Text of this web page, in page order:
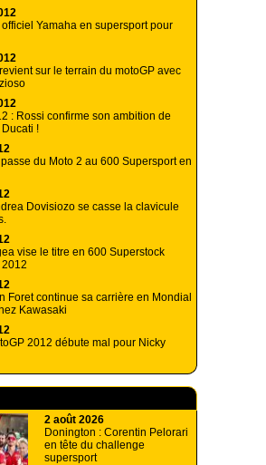
Yamaha en supersport pour
sur le terrain du motoGP avec
: Rossi confirme son ambition de
!
du Moto 2 au 600 Supersport en
Dovisiozo se casse la clavicule
vise le titre en 600 Superstock
Foret continue sa carrière en Mondial
Kawasaki
2012 débute mal pour Nicky
2 août 2026
Donington : Corentin Pelorari
en tête du challenge
supersport